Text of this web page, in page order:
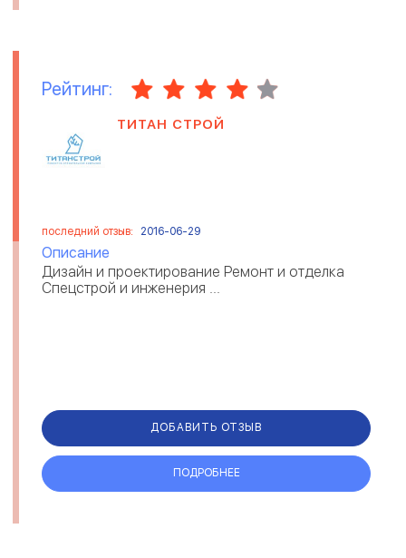
Рейтинг:
ТИТАН СТРОЙ
последний отзыв: 2016-06-29
Описание
Дизайн и проектирование Ремонт и отделка
Спецстрой и инженерия ...
ДОБАВИТЬ ОТЗЫВ
ПОДРОБНЕЕ